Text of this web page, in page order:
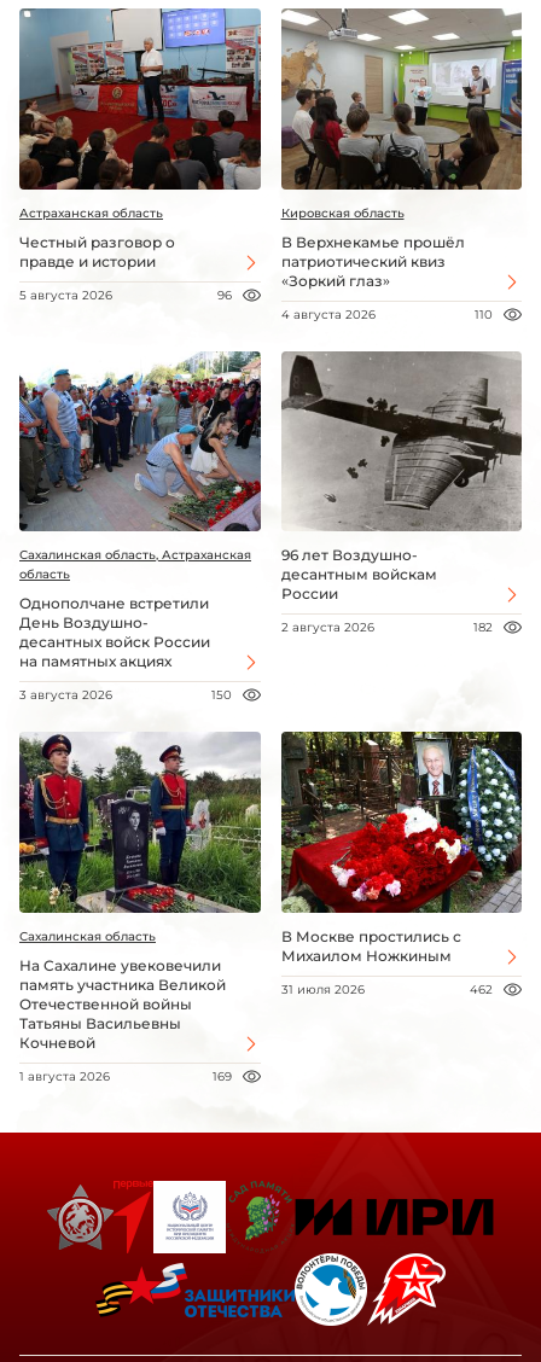
Астраханская область
Честный разговор о
правде и истории
5 августа 2026 96
Кировская область
В Верхнекамье прошёл
патриотический квиз
«Зоркий глаз»
4 августа 2026 110
Сахалинская область, Астраханская
область
Однополчане встретили
День Воздушно-
десантных войск России
на памятных акциях
3 августа 2026 150
96 лет Воздушно-
десантным войскам
России
2 августа 2026 182
Сахалинская область
На Сахалине увековечили
память участника Великой
Отечественной войны
Татьяны Васильевны
Кочневой
1 августа 2026 169
В Москве простились с
Михаилом Ножкиным
31 июля 2026 462